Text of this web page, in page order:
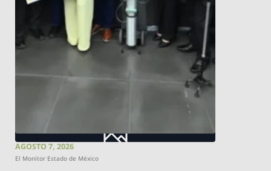
AGOSTO 7, 2026
El Monitor Estado de México